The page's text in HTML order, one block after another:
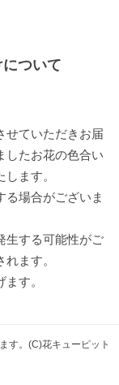
ついて
せていただきお届
したお花の色合い
ます。
る場合がございま
生する可能性がご
ます。
す。
す。(C)花キューピット